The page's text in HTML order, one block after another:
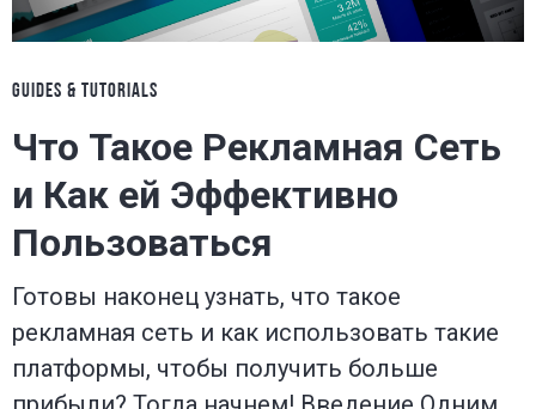
GUIDES & TUTORIALS
Что Такое Рекламная Сеть
и Как ей Эффективно
Пользоваться
Готовы наконец узнать, что такое
рекламная сеть и как использовать такие
платформы, чтобы получить больше